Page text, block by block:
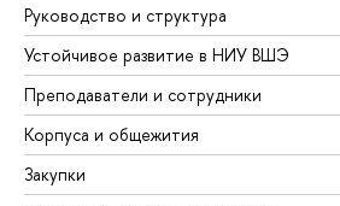
Руководство и структура
Устойчивое развитие в НИУ ВШЭ
Преподаватели и сотрудники
Корпуса и общежития
Закупки